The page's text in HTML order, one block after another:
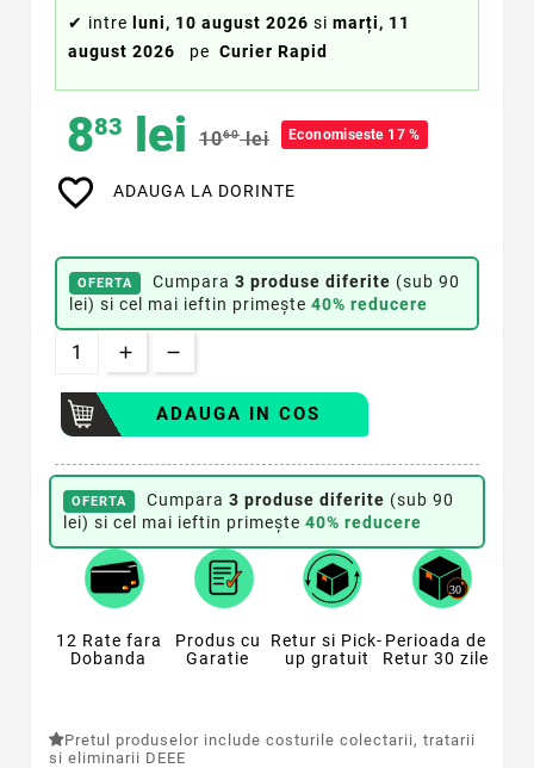
✔ intre luni, 10 august 2026 si marți, 11
august 2026
pe Curier Rapid
883 lei 1060 lei Economiseste 17 %
favorite_border ADAUGA LA DORINTE
OFERTA Cumpara 3 produse diferite (sub 90
lei) si cel mai ieftin primește 40% reducere
ADAUGA IN COS
OFERTA Cumpara 3 produse diferite (sub 90
lei) si cel mai ieftin primește 40% reducere
12 Rate fara
Dobanda
Produs cu
Garatie
Retur si Pick-
up gratuit
Perioada de
Retur 30 zile
Pretul produselor include costurile colectarii, tratarii
si eliminarii DEEE